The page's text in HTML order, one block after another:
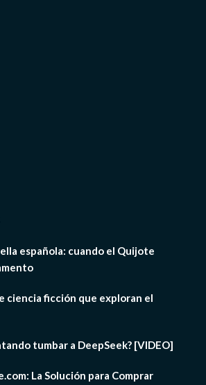
española: cuando el Quijote
ciencia ficción que exploran el
tumbar a DeepSeek? [VIDEO]
La Solución para Comprar